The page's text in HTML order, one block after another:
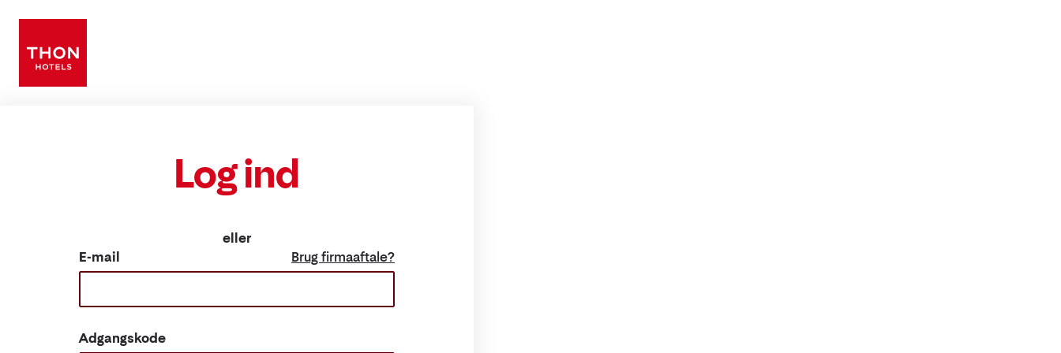
Log ind
eller
E-mail
Brug firmaaftale?
Adgangskode